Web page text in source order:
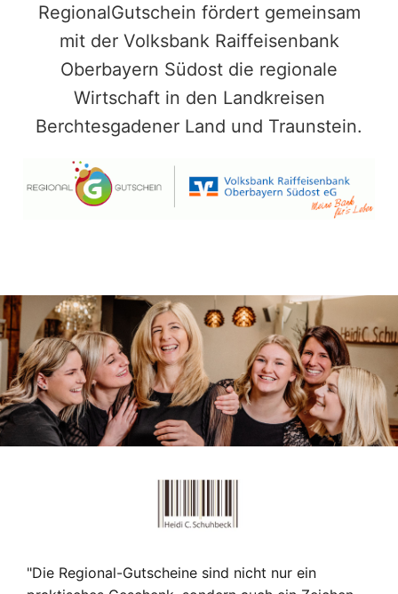
RegionalGutschein fördert gemeinsam
mit der Volksbank Raiffeisenbank
Oberbayern Südost die regionale
Wirtschaft in den Landkreisen
Berchtesgadener Land und Traunstein.
"Die Regional-Gutscheine sind nicht nur ein